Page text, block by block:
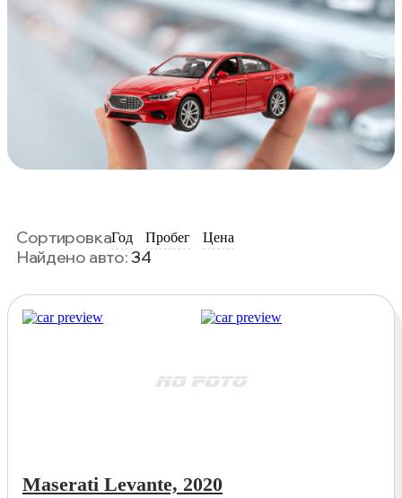
СортировкаГод Пробег Цена
Найдено авто:34
Maserati Levante, 2020